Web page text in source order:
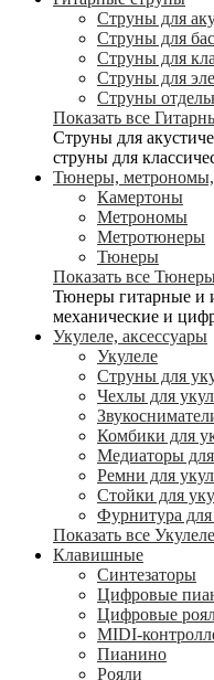
Струны для
Струны для
Струны для
Струны для
Струны
Показать все
Струны для
струны для
Тюнеры,
Камертоны
Метрономы
Метротюнеры
Тюнеры
Показать все
Тюнеры гитарные и
механические и
Укулеле, аксессуары
Укулеле
Струны для
Чехлы для
Комбики для
Медиаторы для
Ремни для
Стойки для
Фурнитура для
Показать все
Клавишные
Синтезаторы
Цифровые
Цифровые
MIDI-
Пианино
Рояли